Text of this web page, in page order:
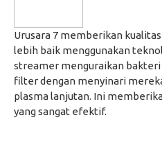
Urusara 7 memberikan
lebih baik menggunakan
streamer menguraikan
filter dengan menyinari
plasma lanjutan. Ini
yang sangat efektif.